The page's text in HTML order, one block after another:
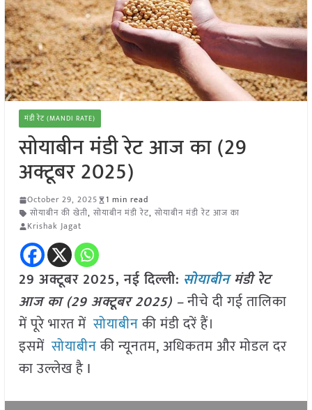
मंडी रेट (MANDI RATE)
सोयाबीन मंडी रेट आज का (29
अक्टूबर 2025)
October 29, 2025
1 min read
सोयाबीन की खेती, सोयाबीन मंडी रेट, सोयाबीन मंडी रेट आज का
Krishak Jagat
29 अक्टूबर 2025, नई दिल्ली: सोयाबीनमंडी रेट
आज का (29 अक्टूबर 2025) –नीचे दी गई तालिका
में पूरे भारत में सोयाबीनकी मंडी दरें हैं।
इसमें सोयाबीनकी न्यूनतम, अधिकतम और मोडल दर
का उल्लेख है I